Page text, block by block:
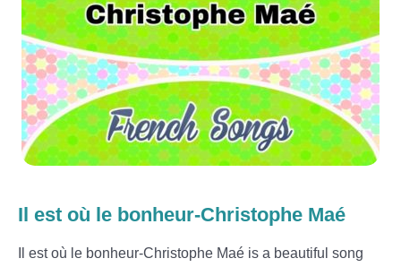
Il est où le bonheur-Christophe Maé
Il est où le bonheur-Christophe Maé is a beautiful song